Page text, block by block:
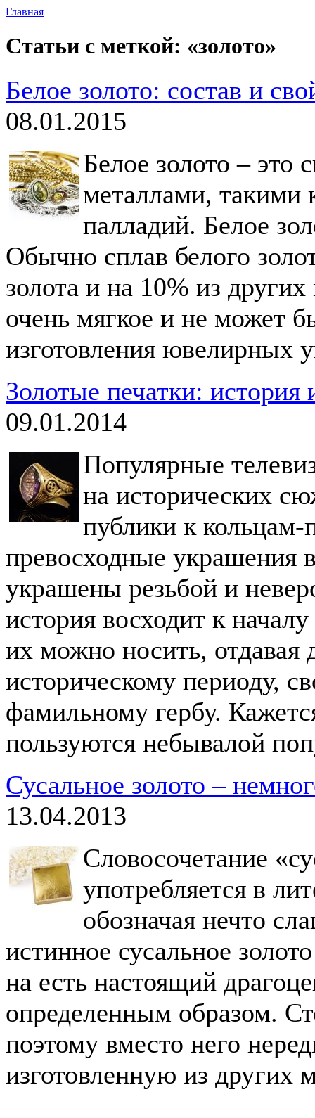
Главная
Статьи с меткой: «золото»
Белое золото: состав и
08.01.2015
Белое золото – это
металлами, такими
палладий. Белое
Обычно сплав белого
золота и на 10% из
очень мягкое и не может
изготовления ювелирных
Золотые печатки: история
09.01.2014
Популярные
на исторических
публики к кольцам-
превосходные украшения
украшены резьбой и
история восходит к
их можно носить, отдавая
историческому периоду,
фамильному гербу.
пользуются небывалой
Сусальное золото –
13.04.2013
Словосочетание
употребляется в
обозначая нечто
истинное сусальное
на есть настоящий
определенным образом.
поэтому вместо него
изготовленную из других